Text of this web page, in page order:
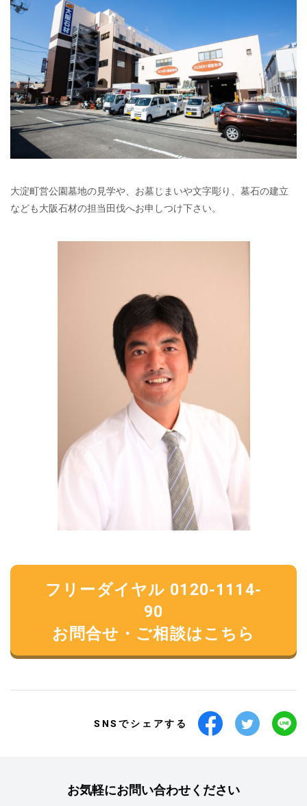
大淀町営公園墓地の見学や、お墓じまいや文字彫り、墓石の建立
なども大阪石材の担当田伐へお申しつけ下さい。
フリーダイヤル 0120-1114-
90
お問合せ・ご相談はこちら
SNSでシェアする
お気軽にお問い合わせください